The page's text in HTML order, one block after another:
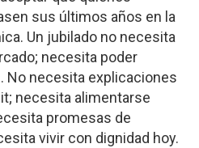
sus últimos años en la
Un jubilado no necesita
necesita poder
No necesita explicaciones
necesita alimentarse
promesas de
vivir con dignidad hoy.